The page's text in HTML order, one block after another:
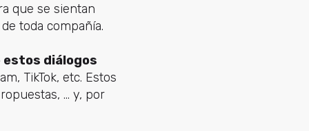
que se sientan
toda compañía.
estos diálogos
TikTok, etc. Estos
... y, por